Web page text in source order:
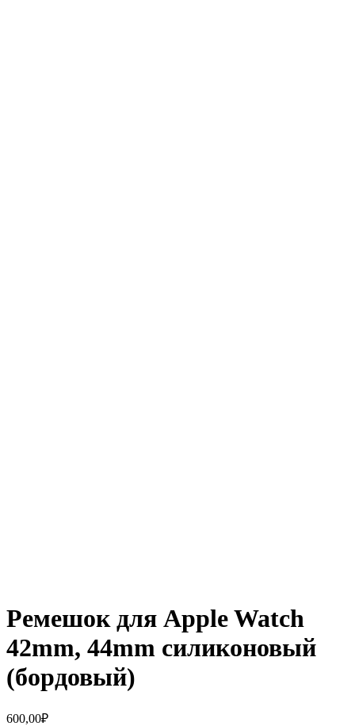
Ремешок для Apple Watch
42mm, 44mm силиконовый
(бордовый)
600,00₽